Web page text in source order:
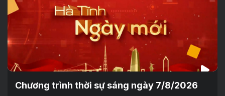
Chương trình thời sự sáng ngày 7/8/2026